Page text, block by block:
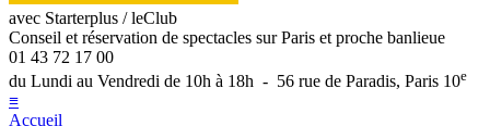
avec Starterplus / leClub
Conseil et réservation de spectacles sur Paris et proche banlieue
01 43 72 17 00
du Lundi au Vendredi de 10h à 18h - 56 rue de Paradis, Paris 10e
≡
Accueil